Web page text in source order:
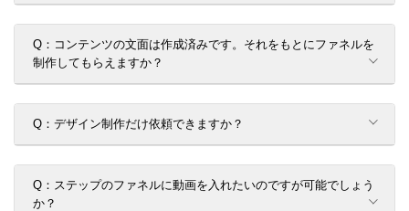
Q：コンテンツの文面は作成済みです。それをもとにファネルを
制作してもらえますか？
Q：デザイン制作だけ依頼できますか？
Q：ステップのファネルに動画を入れたいのですが可能でしょう
か？